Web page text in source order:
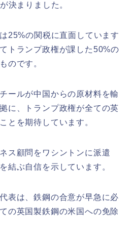
決まりました。
25%の関税に直面しています
トランプ政権が課した50%の
のです。
ールが中国からの原材料を輸
に、トランプ政権が全ての英
とを期待しています。
ス顧問をワシントンに派遣
結ぶ自信を示しています。
表は、鉄鋼の合意が早急に必
の英国製鉄鋼の米国への免除